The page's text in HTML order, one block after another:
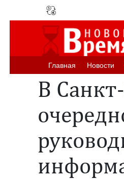
Главная Новости
В